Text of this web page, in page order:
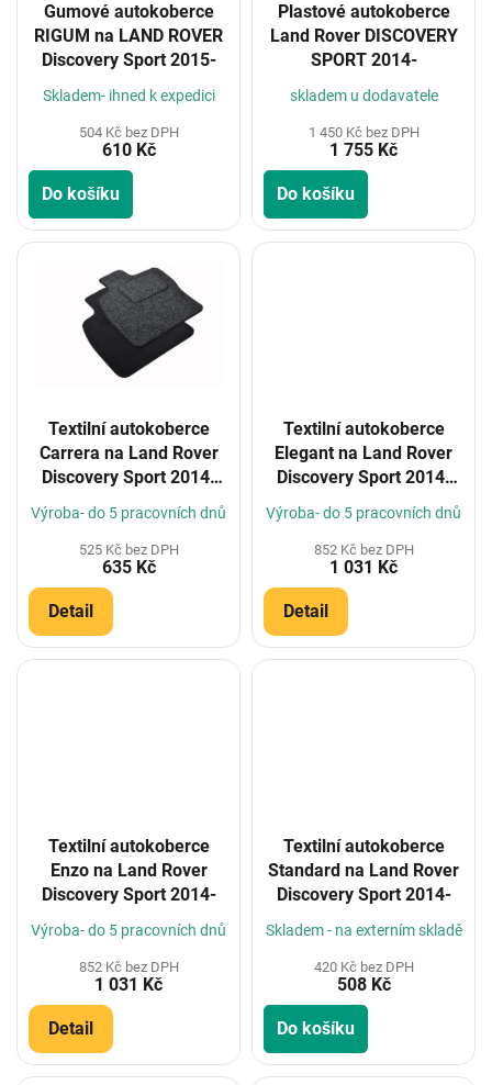
Gumové autokoberce
RIGUM na LAND ROVER
Discovery Sport 2015-
Skladem- ihned k expedici
504 Kč bez DPH
610 Kč
Do košíku
Plastové autokoberce
Land Rover DISCOVERY
SPORT 2014-
skladem u dodavatele
1 450 Kč bez DPH
1 755 Kč
Do košíku
Textilní autokoberce
Carrera na Land Rover
Discovery Sport 2014-
(Konfigurátor)
Výroba- do 5 pracovních dnů
525 Kč bez DPH
635 Kč
Detail
Textilní autokoberce
Elegant na Land Rover
Discovery Sport 2014-
(Konfigurátor)
Výroba- do 5 pracovních dnů
852 Kč bez DPH
1 031 Kč
Detail
Textilní autokoberce
Enzo na Land Rover
Discovery Sport 2014-
Výroba- do 5 pracovních dnů
852 Kč bez DPH
1 031 Kč
Detail
Textilní autokoberce
Standard na Land Rover
Discovery Sport 2014-
Skladem - na externím skladě
420 Kč bez DPH
508 Kč
Do košíku